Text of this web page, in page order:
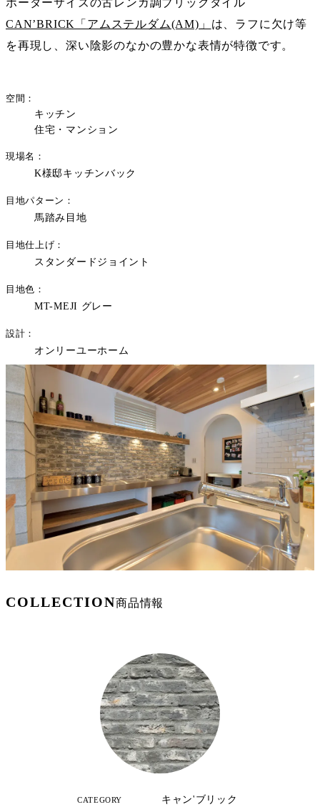
CAN’BRICK「アムステルダム(AM)」 は、ラフに欠け等
を再現し、深い陰影のなかの豊かな表情が特徴です。
空間
キッチン
住宅・マンション
現場名
K様邸キッチンバック
目地パターン
馬踏み目地
目地仕上げ
スタンダードジョイント
目地色
MT-MEJI グレー
設計
オンリーユーホーム
COLLECTION商品情報
CATEGORY キャン'ブリック